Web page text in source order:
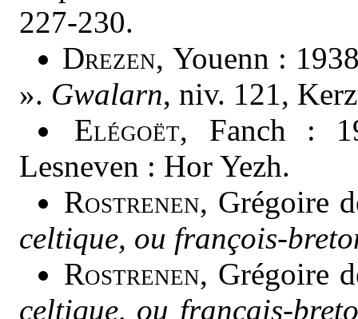
227-230.
Drezen, Youenn :
». Gwalarn, niv. 121,
Elégoët, Fanch :
Lesneven : Hor Yezh.
Rostrenen, Grégoire
celtique, ou françois-
Rostrenen, Grégoire
celtique, ou français-